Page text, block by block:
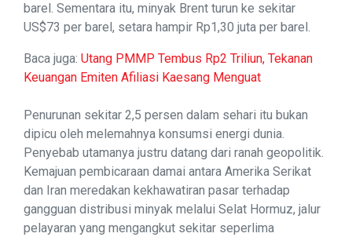
barel. Sementara itu, minyak Brent turun ke sekitar
US$73 per barel, setara hampir Rp1,30 juta per barel.
Baca juga: Utang PMMP Tembus Rp2 Triliun, Tekanan
Keuangan Emiten Afiliasi Kaesang Menguat
Penurunan sekitar 2,5 persen dalam sehari itu bukan
dipicu oleh melemahnya konsumsi energi dunia.
Penyebab utamanya justru datang dari ranah geopolitik.
Kemajuan pembicaraan damai antara Amerika Serikat
dan Iran meredakan kekhawatiran pasar terhadap
gangguan distribusi minyak melalui Selat Hormuz, jalur
pelayaran yang mengangkut sekitar seperlima